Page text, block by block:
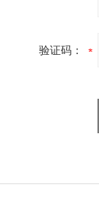
验证码：